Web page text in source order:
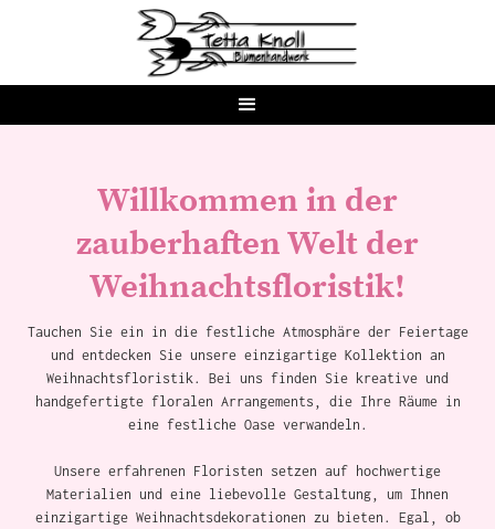
Willkommen in der
zauberhaften Welt der
Weihnachtsfloristik!
Tauchen Sie ein in die festliche Atmosphäre der Feiertage
und entdecken Sie unsere einzigartige Kollektion an
Weihnachtsfloristik. Bei uns finden Sie kreative und
handgefertigte floralen Arrangements, die Ihre Räume in
eine festliche Oase verwandeln.
Unsere erfahrenen Floristen setzen auf hochwertige
Materialien und eine liebevolle Gestaltung, um Ihnen
einzigartige Weihnachtsdekorationen zu bieten. Egal, ob